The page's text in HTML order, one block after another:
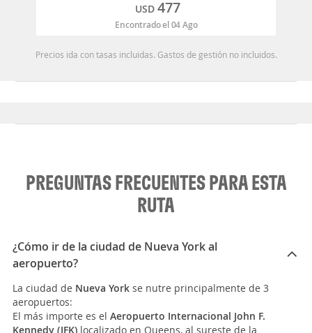
USD 477
Encontrado el 04 Ago
Precios ida con tasas incluidas. Gastos de gestión no incluidos.
PREGUNTAS FRECUENTES PARA ESTA
RUTA
¿Cómo ir de la ciudad de Nueva York al
aeropuerto?
La ciudad de Nueva York se nutre principalmente de 3
aeropuertos:
El más importe es el Aeropuerto Internacional John F.
Kennedy (JFK) localizado en Queens, al sureste de la